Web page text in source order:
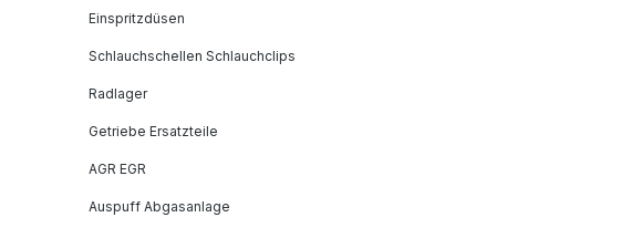
Einspritzdüsen
Schlauchschellen Schlauchclips
Radlager
Getriebe Ersatzteile
AGR EGR
Auspuff Abgasanlage